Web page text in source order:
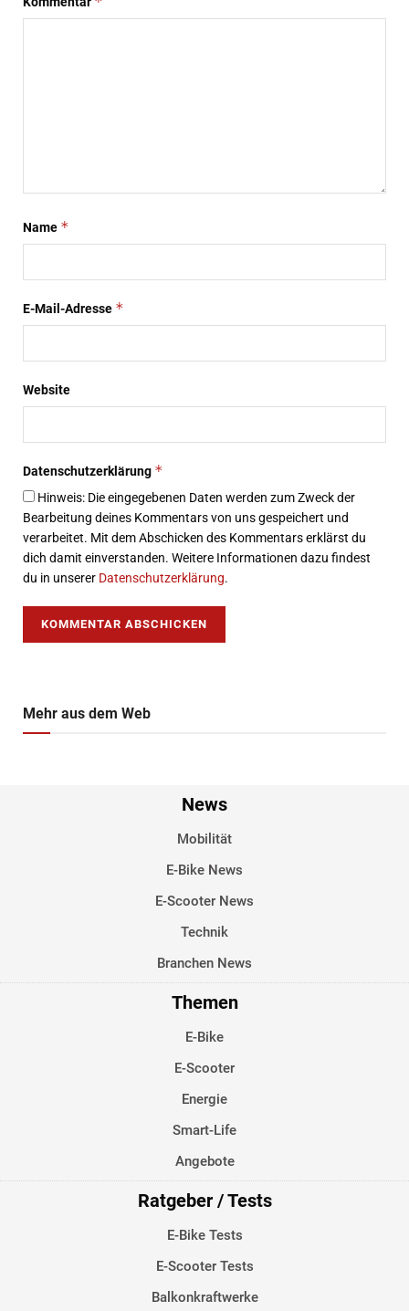
Name *
E-Mail-Adresse *
Website
Datenschutzerklärung *
Hinweis: Die eingegebenen Daten werden zum Zweck der
Bearbeitung deines Kommentars von uns gespeichert und
verarbeitet. Mit dem Abschicken des Kommentars erklärst du
dich damit einverstanden. Weitere Informationen dazu findest
du in unserer Datenschutzerklärung.
Mehr aus dem Web
News
Mobilität
E-Bike News
E-Scooter News
Technik
Branchen News
Themen
E-Bike
E-Scooter
Energie
Smart-Life
Angebote
Ratgeber / Tests
E-Bike Tests
E-Scooter Tests
Balkonkraftwerke